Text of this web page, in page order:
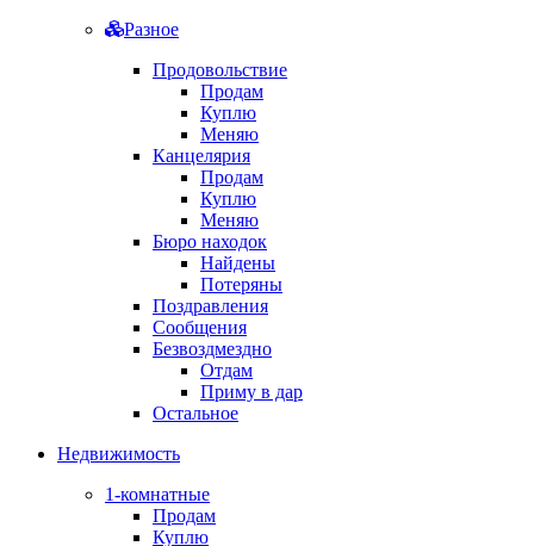
Разное
Продовольствие
Продам
Куплю
Меняю
Канцелярия
Продам
Куплю
Меняю
Бюро находок
Найдены
Потеряны
Поздравления
Сообщения
Безвоздмездно
Отдам
Приму в дар
Остальное
Недвижимость
1-комнатные
Продам
Куплю